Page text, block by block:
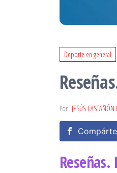
Deporte en general
Por JESÚS